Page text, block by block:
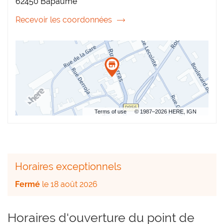
Recevoir les coordonnées
du
de
Plus
Bapaume
Terms of use © 1987–2026 HERE, IGN
Horaires exceptionnels
Fermé le 18 août 2026
Horaires d'ouverture du point de